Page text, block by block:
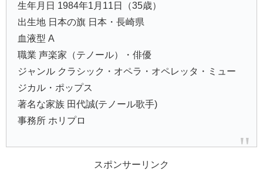
生年月日 1984年1月11日（35歳）
出生地 日本の旗 日本・長崎県
血液型 A
職業 声楽家（テノール）・俳優
ジャンル クラシック・オペラ・オペレッタ・ミュー
ジカル・ポップス
著名な家族 田代誠(テノール歌手)
事務所 ホリプロ
スポンサーリンク